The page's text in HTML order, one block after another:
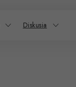
Diskusia